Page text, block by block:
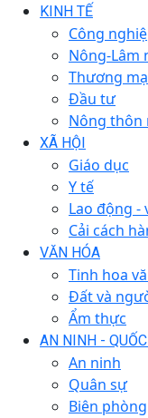
KINH TẾ
Công
Nông-Lâm
Thương
Đầu tư
Nông thôn
XÃ HỘI
Giáo dục
Y tế
Lao động -
Cải cách
VĂN HÓA
Tinh hoa
Đất và
Ẩm thực
AN NINH -
An ninh
Quân sự
Biên phòng